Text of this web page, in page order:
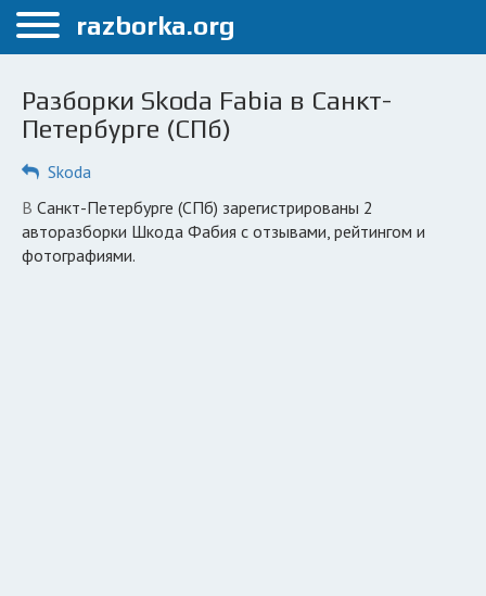
Меню
Санкт-Петербург
Автосервисы
Разборки Skoda Fabia в Санкт-
Петербурге (СПб)
Skoda
в Санкт-Петербурге (СПб) зарегистрированы 2
авторазборки Шкода Фабия с отзывами, рейтингом и
фотографиями.
razborka.org